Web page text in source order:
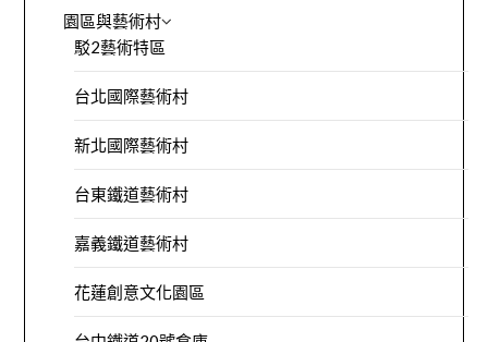
園區與藝術村
駁2藝術特區
台北國際藝術村
新北國際藝術村
台東鐵道藝術村
嘉義鐵道藝術村
花蓮創意文化園區